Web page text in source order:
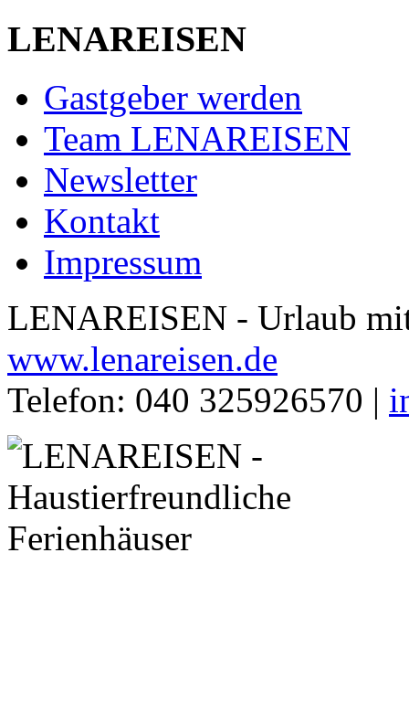
LENAREISEN
Gastgeber werden
Team LENAREISEN
Newsletter
Kontakt
Impressum
LENAREISEN - Urlaub
www.lenareisen.de
Telefon: 040 325926570 |